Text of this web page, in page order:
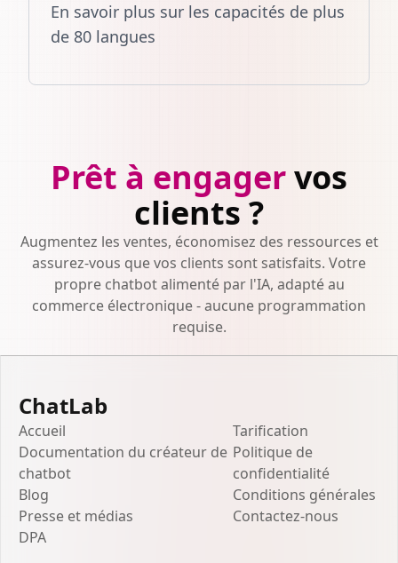
En savoir plus sur les capacités de plus
de 80 langues
Prêt à engagervos
clients ?
Augmentez les ventes, économisez des ressources et
assurez-vous que vos clients sont satisfaits. Votre
propre chatbot alimenté par l'IA, adapté au
commerce électronique - aucune programmation
requise.
ChatLab
Accueil
Documentation du créateur de
chatbot
Blog
Presse et médias
DPA
Tarification
Politique de
confidentialité
Conditions générales
Contactez-nous